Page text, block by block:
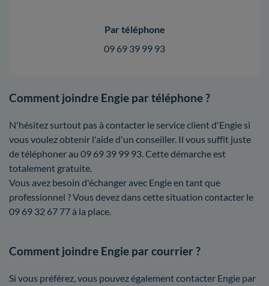
Par téléphone
09 69 39 99 93
Comment joindre Engie par téléphone ?
N'hésitez surtout pas à contacter le service client d'Engie si
vous voulez obtenir l'aide d'un conseiller. Il vous suffit juste
de téléphoner au 09 69 39 99 93. Cette démarche est
totalement gratuite.
Vous avez besoin d'échanger avec Engie en tant que
professionnel ? Vous devez dans cette situation contacter le
09 69 32 67 77 à la place.
Comment joindre Engie par courrier ?
Si vous préférez, vous pouvez également contacter Engie par